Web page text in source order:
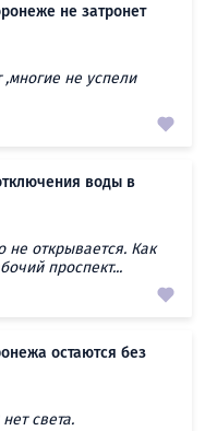
не затронет
не успели
воды в
не открывается. Как
проспект...
остаются без
света.